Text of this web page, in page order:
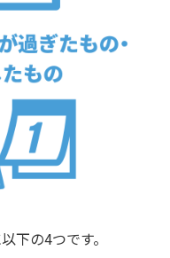
下の4つです。